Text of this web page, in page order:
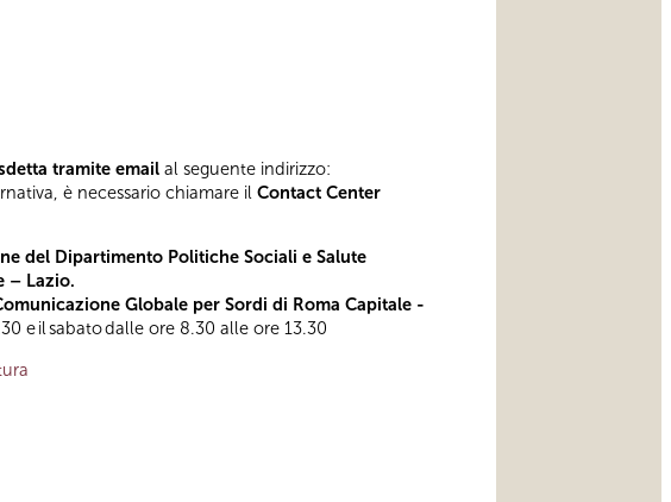
tramite email al seguente indirizzo:
è necessario chiamare il Contact Center
del Dipartimento Politiche Sociali e Salute
– Lazio.
Globale per Sordi di Roma Capitale -
e il sabato dalle ore 8.30 alle ore 13.30